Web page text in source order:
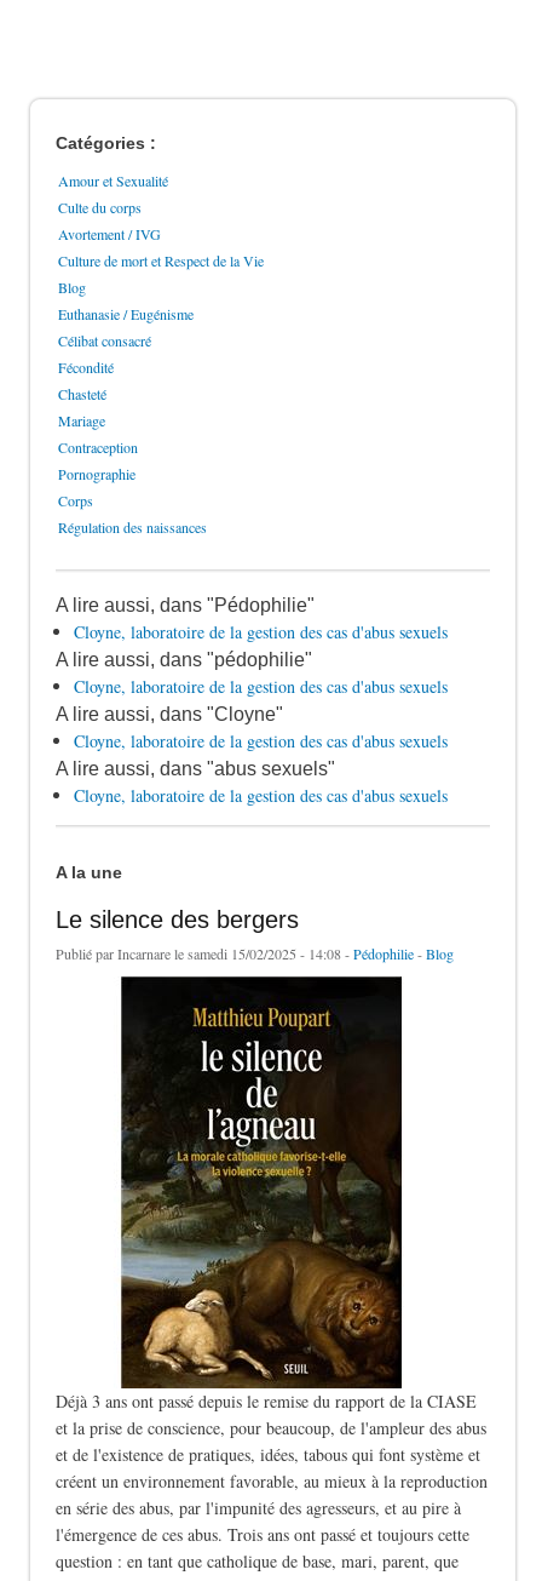
Catégories :
Amour et Sexualité
Culte du corps
Avortement / IVG
Culture de mort et Respect de la Vie
Blog
Euthanasie / Eugénisme
Célibat consacré
Fécondité
Chasteté
Mariage
Contraception
Pornographie
Corps
Régulation des naissances
A lire aussi, dans "Pédophilie"
Cloyne, laboratoire de la gestion des cas d'abus sexuels
A lire aussi, dans "pédophilie"
Cloyne, laboratoire de la gestion des cas d'abus sexuels
A lire aussi, dans "Cloyne"
Cloyne, laboratoire de la gestion des cas d'abus sexuels
A lire aussi, dans "abus sexuels"
Cloyne, laboratoire de la gestion des cas d'abus sexuels
A la une
Le silence des bergers
Publié parIncarnarele samedi 15/02/2025 - 14:08 -Pédophilie-Blog
Déjà 3 ans ont passé depuis le remise du rapport de la CIASE
et la prise de conscience, pour beaucoup, de l'ampleur des abus
et de l'existence de pratiques, idées, tabous qui font système et
créent un environnement favorable, au mieux à la reproduction
en série des abus, par l'impunité des agresseurs, et au pire à
l'émergence de ces abus. Trois ans ont passé et toujours cette
question : en tant que catholique de base, mari, parent, que